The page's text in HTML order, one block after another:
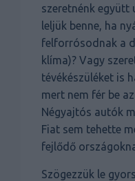
szeretnénk együtt
leljük benne, ha
felforrósodnak a
klíma)? Vagy
tévékészüléket is
mert nem fér be
Négyajtós autók
Fiat sem tehette
fejlődő
Szögezzük le